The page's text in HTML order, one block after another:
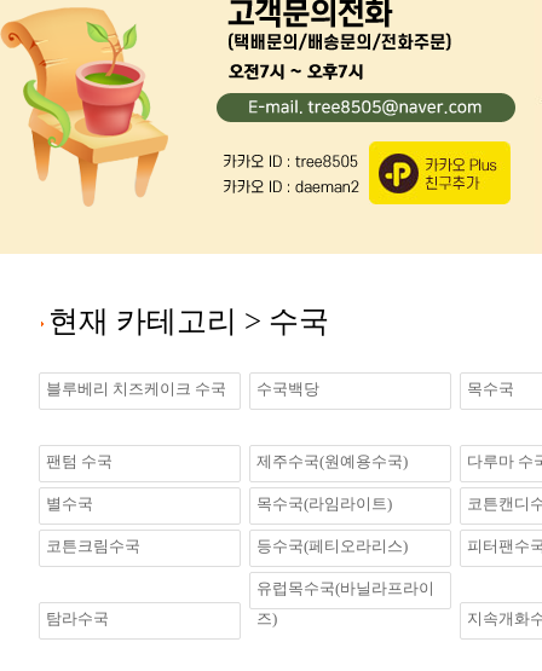
현재 카테고리 > 수국
블루베리 치즈케이크 수국 수국백당 목수국
팬텀 수국 제주수국(원예용수국) 다루마 수
별수국 목수국(라임라이트) 코튼캔디
코튼크림수국 등수국(페티오라리스) 피터팬수
탐라수국
유럽목수국(바닐라프라이
즈)
지속개화